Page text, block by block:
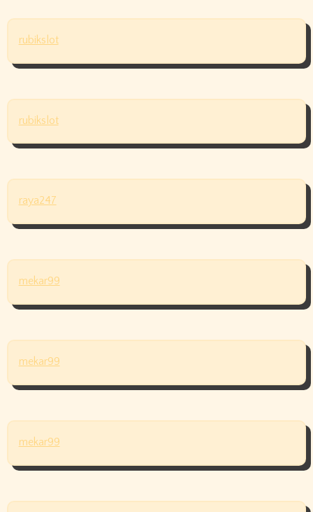
rubikslot
rubikslot
raya247
mekar99
mekar99
mekar99